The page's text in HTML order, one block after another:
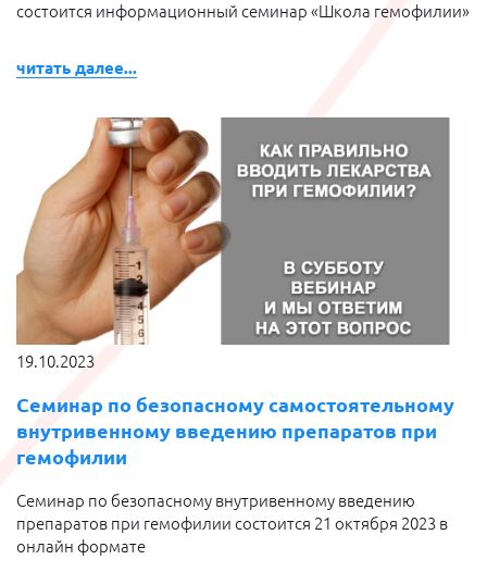
состоится информационный семинар «Школа гемофилии»
читать далее...
19.10.2023
Семинар по безопасному самостоятельному
внутривенному введению препаратов при
гемофилии
Семинар по безопасному внутривенному введению
препаратов при гемофилии состоится 21 октября 2023 в
онлайн формате